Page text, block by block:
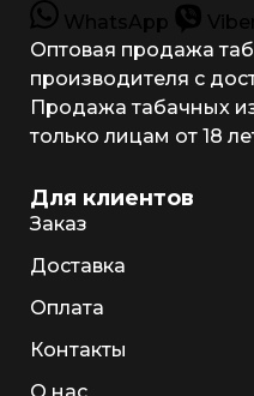
WhatsApp Viber
Оптовая продажа
производителя с
Продажа табачных
только лицам от 18
Для клиентов
Заказ
Доставка
Оплата
Контакты